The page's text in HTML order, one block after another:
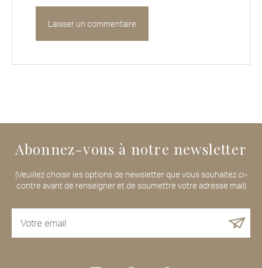
Abonnez-vous à notre newsletter
(Veuillez choisir les options de newsletter que vous souhaitez ci-
contre avant de renseigner et de soumettre votre adresse mail)